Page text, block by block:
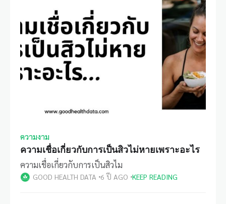
ความงาม
ความเชื่อเกี่ยวกับการเป็นสิวไม่หายเพราะอะไร
ความเชื่อเกี่ยวกับการเป็นสิวไม
GOOD HEALTH DATA 6 ปี AGO KEEP READING